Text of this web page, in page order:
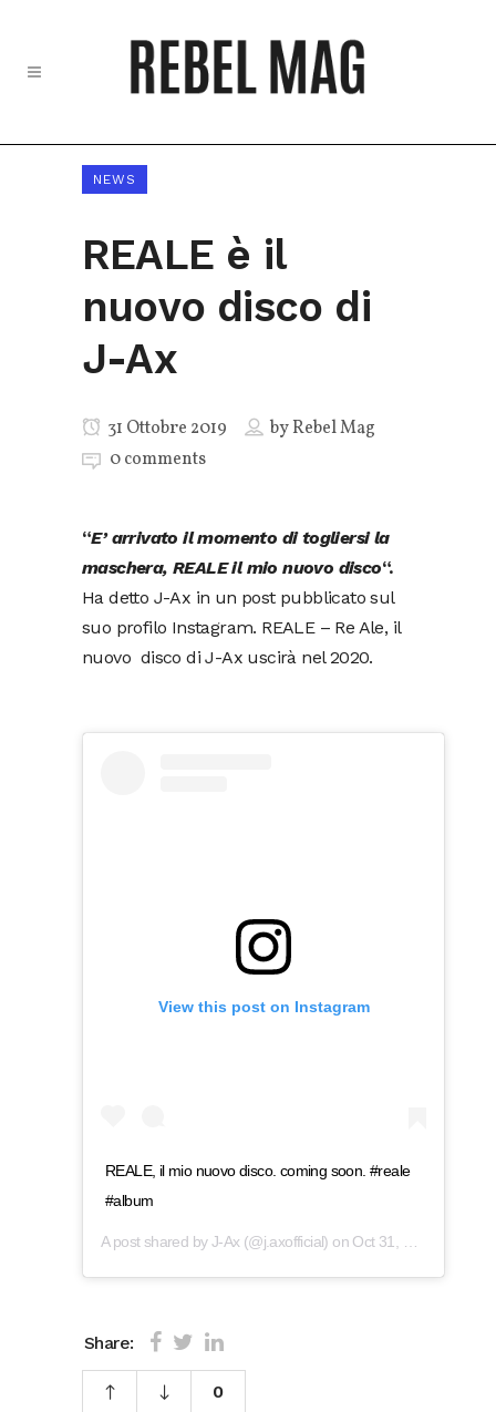
NEWS
REALE è il
nuovo disco di
J-Ax
31 Ottobre 2019 byRebel Mag
0 comments
“E’ arrivato il momento di togliersi la
maschera, REALE il mio nuovo disco“.
Ha detto J-Ax in un post pubblicato sul
suo profilo Instagram. REALE – Re Ale, il
nuovo disco di J-Ax uscirà nel 2020.
View this post on Instagram
REALE, il mio nuovo disco. coming soon. #reale
#album
A post shared byJ-Ax (@j.axofficial) on Oct 31, 2019 at 6:00am PDT
Share:
0